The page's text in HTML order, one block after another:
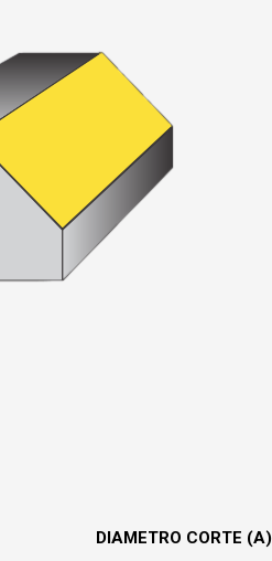
DIAMETRO CORTE (A)